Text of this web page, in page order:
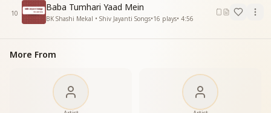
10
Baba Tumhari Yaad Mein
BK Shashi Mekal • Shiv Jayanti Songs•16 plays• 4:56
More From